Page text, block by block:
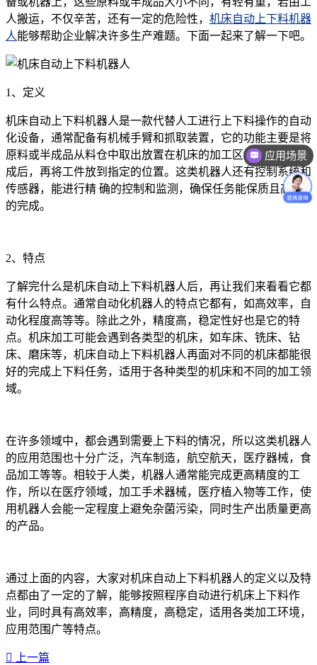
人搬运，不仅辛苦，还有一定的危险性， 机床自动上下料机器
人能够帮助企业解决许多生产难题。下面一起来了解一下吧。
1、定义
机床自动上下料机器人是一款代替人工进行上下料操作的自动
化设备，通常配备有机械手臂和抓取装置，它的功能主要是将
原料或半成品从料仓中取出放置在机床的加工区域，在加工完
成后，再将工件放到指定的位置。这类机器人还有控制系统和
传感器，能进行精 确的控制和监测，确保任务能保质且高效
的完成。
2、特点
了解完什么是机床自动上下料机器人后，再让我们来看看它都
有什么特点。通常自动化机器人的特点它都有，如高效率，自
动化程度高等等。除此之外，精度高，稳定性好也是它的特
点。机床加工可能会遇到各类型的机床，如车床、铣床、钻
床、磨床等，机床自动上下料机器人再面对不同的机床都能很
好的完成上下料任务，适用于各种类型的机床和不同的加工领
域。
在许多领域中，都会遇到需要上下料的情况，所以这类机器人
的应用范围也十分广泛，汽车制造，航空航天，医疗器械，食
品加工等等。相较于人类，机器人通常能完成更高精度的工
作，所以在医疗领域，加工手术器械，医疗植入物等工作，使
用机器人会能一定程度上避免杂菌污染，同时生产出质量更高
的产品。
通过上面的内容，大家对机床自动上下料机器人的定义以及特
点都由了一定的了解，能够按照程序自动进行机床上下料作
业，同时具有高效率，高精度，高稳定，适用各类加工环境，
应用范围广等特点。‍
上一篇
应用场景